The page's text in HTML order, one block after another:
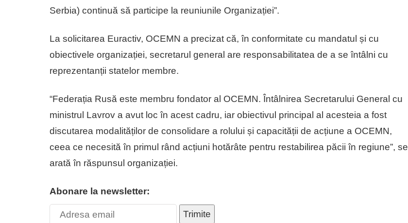
Serbia) continuă să participe la reuniunile Organizației”.
La solicitarea Euractiv, OCEMN a precizat că, în conformitate cu mandatul și cu
obiectivele organizației, secretarul general are responsabilitatea de a se întâlni cu
reprezentanții statelor membre.
“Federația Rusă este membru fondator al OCEMN. Întâlnirea Secretarului General cu
ministrul Lavrov a avut loc în acest cadru, iar obiectivul principal al acesteia a fost
discutarea modalităților de consolidare a rolului și capacității de acțiune a OCEMN,
ceea ce necesită în primul rând acțiuni hotărâte pentru restabilirea păcii în regiune”, se
arată în răspunsul organizației.
Abonare la newsletter:
Trimite